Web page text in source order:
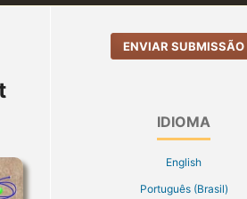
ENVIAR SUBMISSÃO
IDIOMA
English
Português (Brasil)